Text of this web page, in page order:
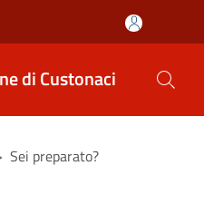
di Custonaci
Sei preparato?